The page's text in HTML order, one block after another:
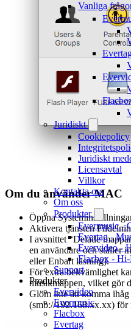
Vanliga
Juridiskt
Cookiepolicy
Juridiskt
Licensavtal
Villkor
Kontakta oss
Om oss
Produkter
Evermusic -
Evertag -
Evervideo -
Flacbox - Hi-
Support
Produkter
Evervideo
Evermusic
Flacbox
Evertag
Om du använder MAC
Öppna
Aktivera tjänsten
I avsnittet “Delade
en användare och ställer
eller Enbart läsning).
För extra bekvämlighet
musikmappen, vilket gör
Glöm inte att komma
(smb://192.168.xx.xx) för